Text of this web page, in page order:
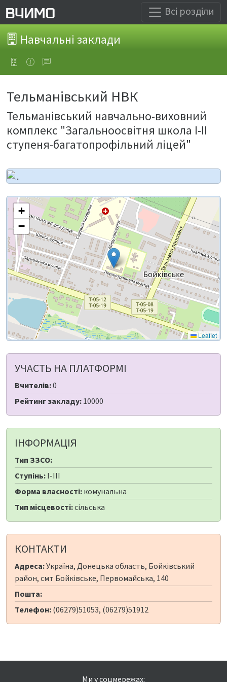
Всі розділи
Навчальні заклади
Тельманівський НВК
Тельманівський навчально-виховний
комплекс "Загальноосвітня школа І-ІІ
ступеня-багатопрофільний ліцей"
+
−
Leaflet
УЧАСТЬ НА ПЛАТФОРМІ
Вчителів:0
Рейтинг закладу: 10000
ІНФОРМАЦІЯ
Тип ЗЗСО:
Ступінь: I-III
Форма власності: комунальна
Тип місцевості:сільська
КОНТАКТИ
Адреса:Україна, Донецька область, Бойківський
район, смт Бойківське, Первомайська, 140
Пошта:
Телефон: (06279)51053, (06279)51912
Ми у соцмережах: